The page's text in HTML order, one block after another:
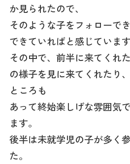
か見られたので、
そのような子をフォローで
できていればと感じています
その中で、前半に来てくれ
の様子を見に来てくれたり
ところも
あって終始楽しげな雰囲気
ます。
後半は未就学児の子が多く
た。